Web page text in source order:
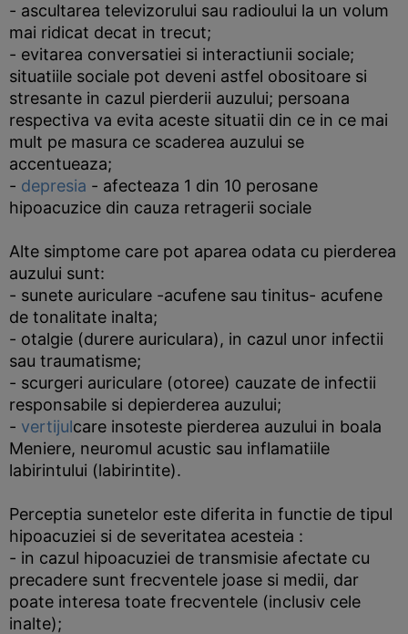
- ascultarea televizorului sau radioului la un volum
mai ridicat decat in trecut;
- evitarea conversatiei si interactiunii sociale;
situatiile sociale pot deveni astfel obositoare si
stresante in cazul pierderii auzului; persoana
respectiva va evita aceste situatii din ce in ce mai
mult pe masura ce scaderea auzului se
accentueaza;
- depresia - afecteaza 1 din 10 perosane
hipoacuzice din cauza retragerii sociale
Alte simptome care pot aparea odata cu pierderea
auzului sunt:
- sunete auriculare -acufene sau tinitus- acufene
de tonalitate inalta;
- otalgie (durere auriculara), in cazul unor infectii
sau traumatisme;
- scurgeri auriculare (otoree) cauzate de infectii
responsabile si depierderea auzului;
- vertijulcare insoteste pierderea auzului in boala
Meniere, neuromul acustic sau inflamatiile
labirintului (labirintite).
Perceptia sunetelor este diferita in functie de tipul
hipoacuziei si de severitatea acesteia :
- in cazul hipoacuziei de transmisie afectate cu
precadere sunt frecventele joase si medii, dar
poate interesa toate frecventele (inclusiv cele
inalte);